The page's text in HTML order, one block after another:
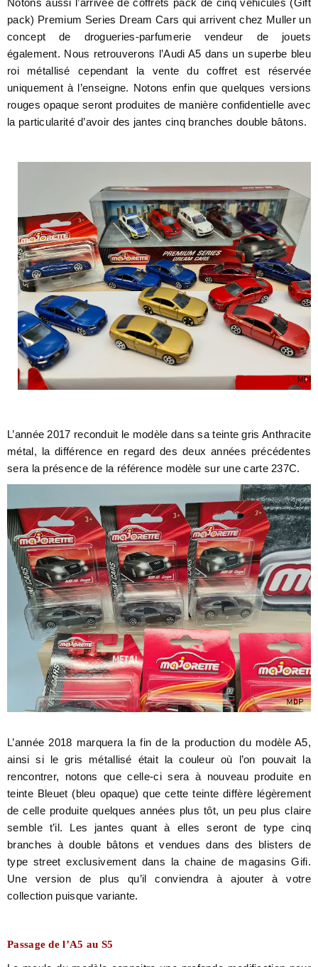
Notons aussi l’arrivée de coffrets pack de cinq véhicules (Gift
pack) Premium Series Dream Cars qui arrivent chez Muller un
concept de drogueries-parfumerie vendeur de jouets
également. Nous retrouverons l’Audi A5 dans un superbe bleu
roi métallisé cependant la vente du coffret est réservée
uniquement à l’enseigne. Notons enfin que quelques versions
rouges opaque seront produites de manière confidentielle avec
la particularité d’avoir des jantes cinq branches double bâtons.
L’année 2017 reconduit le modèle dans sa teinte gris Anthracite
métal, la différence en regard des deux années précédentes
sera la présence de la référence modèle sur une carte 237C.
L’année 2018 marquera la fin de la production du modèle A5,
ainsi si le gris métallisé était la couleur où l’on pouvait la
rencontrer, notons que celle-ci sera à nouveau produite en
teinte Bleuet (bleu opaque) que cette teinte diffère légèrement
de celle produite quelques années plus tôt, un peu plus claire
semble t’il. Les jantes quant à elles seront de type cinq
branches à double bâtons et vendues dans des blisters de
type street exclusivement dans la chaine de magasins Gifi.
Une version de plus qu’il conviendra à ajouter à votre
collection puisque variante.
Passage de l’A5 au S5